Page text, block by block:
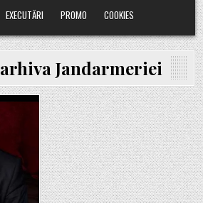
EXECUTĂRI PROMO COOKIES
arhiva Jandarmeriei